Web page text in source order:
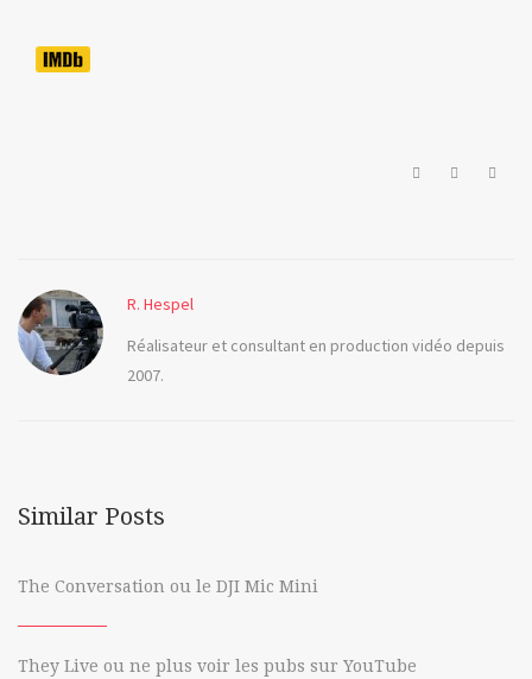
artificielle
lumen5
R. Hespel
Réalisateur et consultant en production vidéo depuis
2007.
Similar Posts
The Conversation ou le DJI Mic Mini
They Live ou ne plus voir les pubs sur YouTube